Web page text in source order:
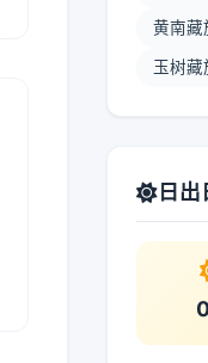
黄南藏
玉树藏
日